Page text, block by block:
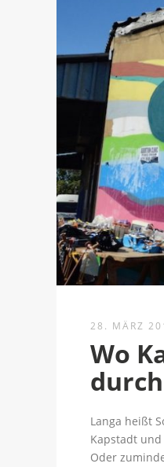
28. MÄRZ
Wo
Langa heißt
Kapstadt
Oder